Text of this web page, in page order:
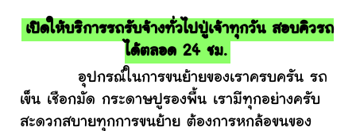
เปิดให้บริการรถรับจ้างทั่วไปปู่เจ้าทุกวัน สอบคิวรถ
ได้ตลอด 24 ชม.
อุปกรณ์ในการขนย้ายของเราครบครัน รถ
เข็น เชือกมัด กระดาษปูรองพื้น เรามีทุกอย่างครับ
สะดวกสบายทุกการขนย้าย ต้องการหกล้อขนของ